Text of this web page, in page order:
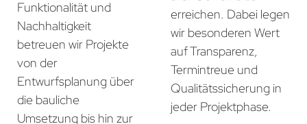
Funktionalität und
Nachhaltigkeit
betreuen wir Projekte
von der
Entwurfsplanung über
die bauliche
Umsetzung bis hin zur
erreichen. Dabei legen
wir besonderen Wert
auf Transparenz,
Termintreue und
Qualitätssicherung in
jeder Projektphase.